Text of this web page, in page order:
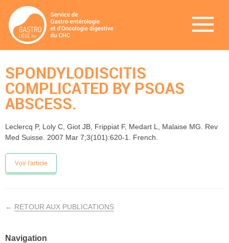
SPONDYLODISCITIS
COMPLICATED BY PSOAS
ABSCESS.
Leclercq P, Loly C, Giot JB, Frippiat F, Medart L, Malaise MG. Rev
Med Suisse. 2007 Mar 7;3(101):620-1. French.
Voir l’article
← RETOUR AUX PUBLICATIONS
Navigation